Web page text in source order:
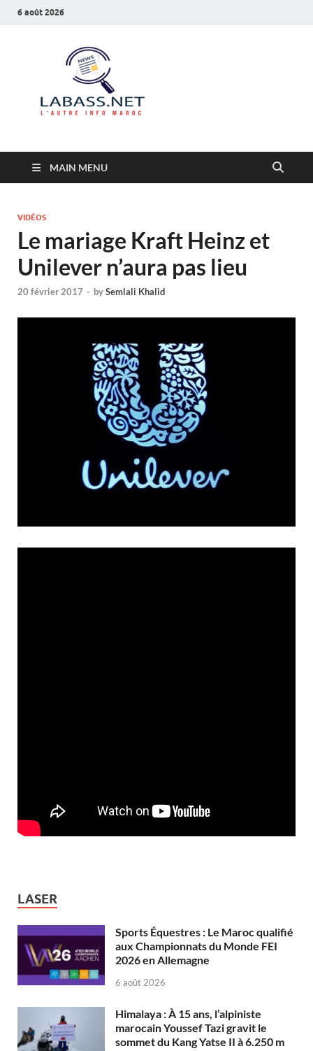
6 août 2026
MAIN MENU
VIDÉOS
Le mariage Kraft Heinz et
Unilever n’aura pas lieu
20 février 2017 - bySemlali Khalid
LASER
Sports Équestres : Le Maroc qualifié
aux Championnats du Monde FEI
2026 en Allemagne
6 août 2026
Himalaya : À 15 ans, l’alpiniste
marocain Youssef Tazi gravit le
sommet du Kang Yatse II à 6.250 m